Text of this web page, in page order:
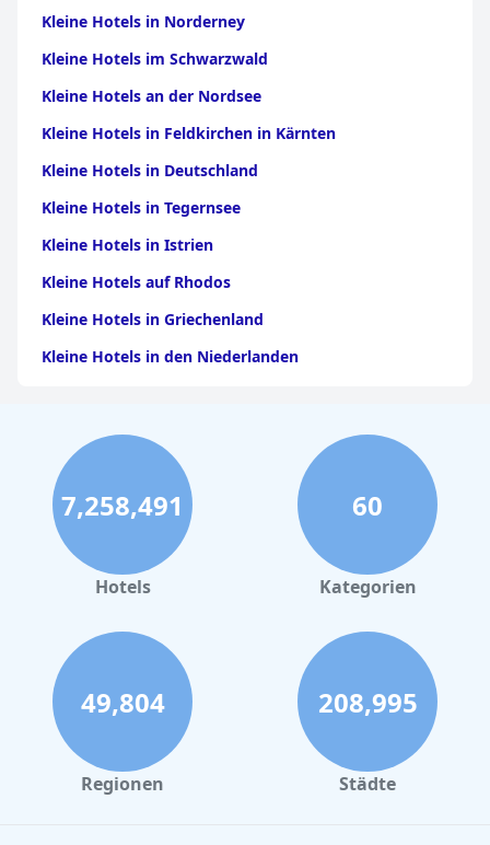
Kleine Hotels in Norderney
Kleine Hotels im Schwarzwald
Kleine Hotels an der Nordsee
Kleine Hotels in Feldkirchen in Kärnten
Kleine Hotels in Deutschland
Kleine Hotels in Tegernsee
Kleine Hotels in Istrien
Kleine Hotels auf Rhodos
Kleine Hotels in Griechenland
Kleine Hotels in den Niederlanden
Kleine Hotels in der Türkei
Kleine Hotels in Bayern
Kleine Hotels in Borkum
Kleine Hotels in Wiek auf Rügen
Kleine Hotels in Hamburg
Kleine Hotels in Dresden
7,258,491
Hotels
60
Kategorien
49,804
Regionen
208,995
Städte